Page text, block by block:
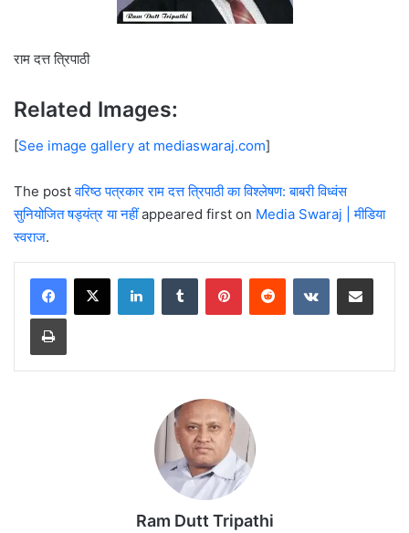
राम दत्त त्रिपाठी
Related Images:
[See image gallery at mediaswaraj.com]
The postवरिष्ठ पत्रकार राम दत्त त्रिपाठी का विश्लेषण: बाबरी विध्वंस
सुनियोजित षड्यंत्र या नहींappeared first on Media Swaraj | मीडिया
स्वराज.
LinkedInTumblr PinterestReddit VKontakteShare via Email
Print
Ram Dutt Tripathi